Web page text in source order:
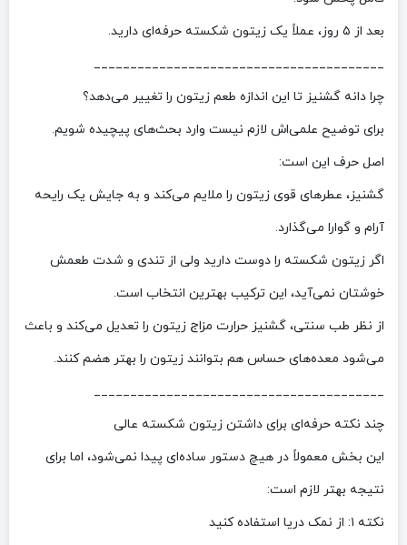
بعد از ۵ روز، عملاً یک زیتون شکسته حرفه‌ای دارید.
________________________________________
چرا دانه گشنیز تا این اندازه طعم زیتون را تغییر می‌دهد؟
برای توضیح علمی‌اش لازم نیست وارد بحث‌های پیچیده شویم.
اصل حرف این است:
گشنیز، عطرهای قوی زیتون را ملایم می‌کند و به جایش یک رایحه
آرام و گوارا می‌گذارد.
اگر زیتون شکسته را دوست دارید ولی از تندی و شدت طعمش
خوشتان نمی‌آید، این ترکیب بهترین انتخاب است.
از نظر طب سنتی، گشنیز حرارت مزاج زیتون را تعدیل می‌کند و باعث
می‌شود معده‌های حساس هم بتوانند زیتون را بهتر هضم کنند.
________________________________________
چند نکته حرفه‌ای برای داشتن زیتون شکسته عالی
این بخش معمولاً در هیچ دستور ساده‌ای پیدا نمی‌شود، اما برای
نتیجه بهتر لازم است:
نکته ۱: از نمک دریا استفاده کنید